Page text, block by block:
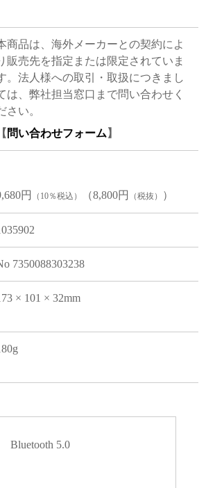
商品は、海外メーカーとの契約によ
販売先を指定または限定されていま
。法人様への取引・取扱につきまし
は、弊社担当窓口まで問い合わせく
さい。
【 問い合わせフォーム 】
円 （10％税込） （8,800円 （税抜） ）
7350088303238
× 101 × 32mm
Bluetooth 5.0